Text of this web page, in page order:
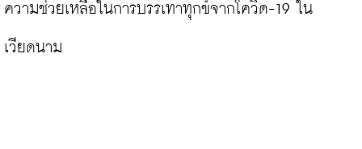
ความช่วยเหลือในการบรรเทาทุกข์จากโควิด-19 ใน
เวียดนาม